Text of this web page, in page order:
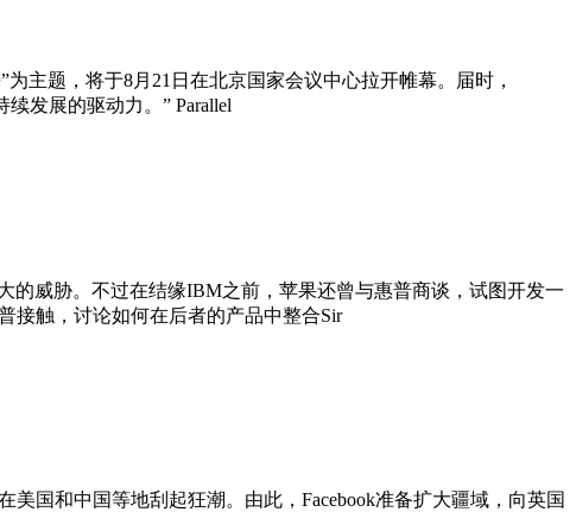
主题，将于8月21日在北京国家会议中心拉开帷幕。届时，
发展的驱动力。” Parallel
的威胁。不过在结缘IBM之前，苹果还曾与惠普商谈，试图开发一
触，讨论如何在后者的产品中整合Sir
美国和中国等地刮起狂潮。由此，Facebook准备扩大疆域，向英国